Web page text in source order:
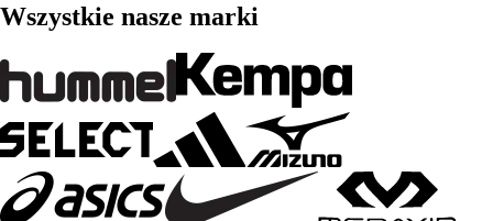
Wszystkie nasze marki